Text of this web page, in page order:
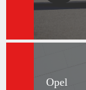
Opel